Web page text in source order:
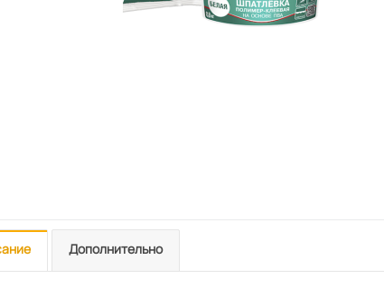
Дополнительно